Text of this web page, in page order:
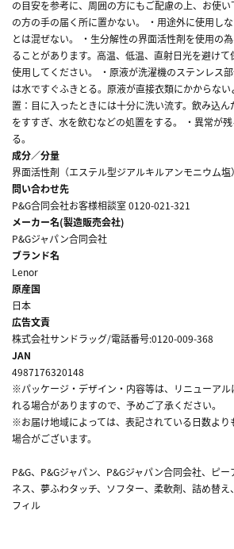
の目安を参考に、周囲の方にもご配慮の上、お使
の方の手の届く所に置かない。 ・用途外に使用し
とは混ぜない。 ・生分解性の界面活性剤を使用の
ることがあります。高温、低温、直射日光を避けて
使用してください。 ・原液が洗濯機のステンレス
は水ですぐふきとる。原液が直接衣類にかからな
置：目に入ったときには十分に洗い流す。飲み込
をすすぎ、水を飲むなどの処置をする。 ・異常が
る。
成分／分量
界面活性剤（エステル型ジアルキルアンモニウム
問い合わせ先
P&G合同会社お客様相談室 0120-021-321
メーカー名(製造販売会社)
P&Gジャパン合同会社
ブランド名
Lenor
原産国
日本
広告文責
株式会社サンドラッグ/電話番号:0120-009-368
JAN
4987176320148
※パッケージ・デザイン・内容等は、リニューアル
れる場合がありますので、予めご了承ください。
※お届け地域によっては、表記されている日数より
場合がございます。
P&G、P&Gジャパン、P&Gジャパン合同会社、ピ
ネス、夢ふわタッチ、ソフター、柔軟剤、詰め替
フィル